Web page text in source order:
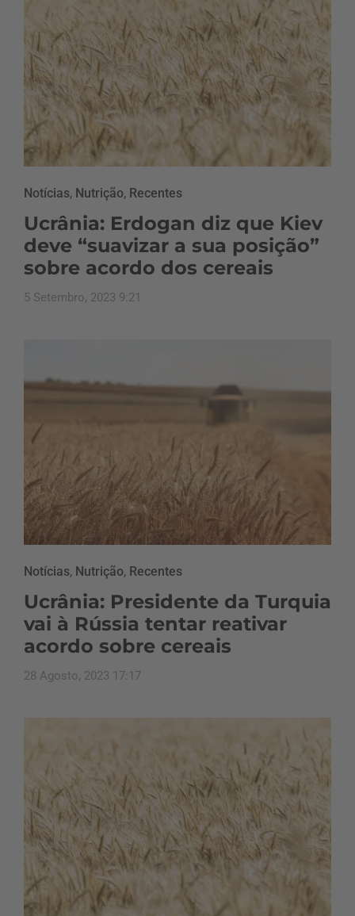
Notícias, Nutrição, Recentes
Ucrânia: Erdogan diz que Kiev
deve “suavizar a sua posição”
sobre acordo dos cereais
5 Setembro, 2023 9:21
Notícias, Nutrição, Recentes
Ucrânia: Presidente da Turquia
vai à Rússia tentar reativar
acordo sobre cereais
28 Agosto, 2023 17:17